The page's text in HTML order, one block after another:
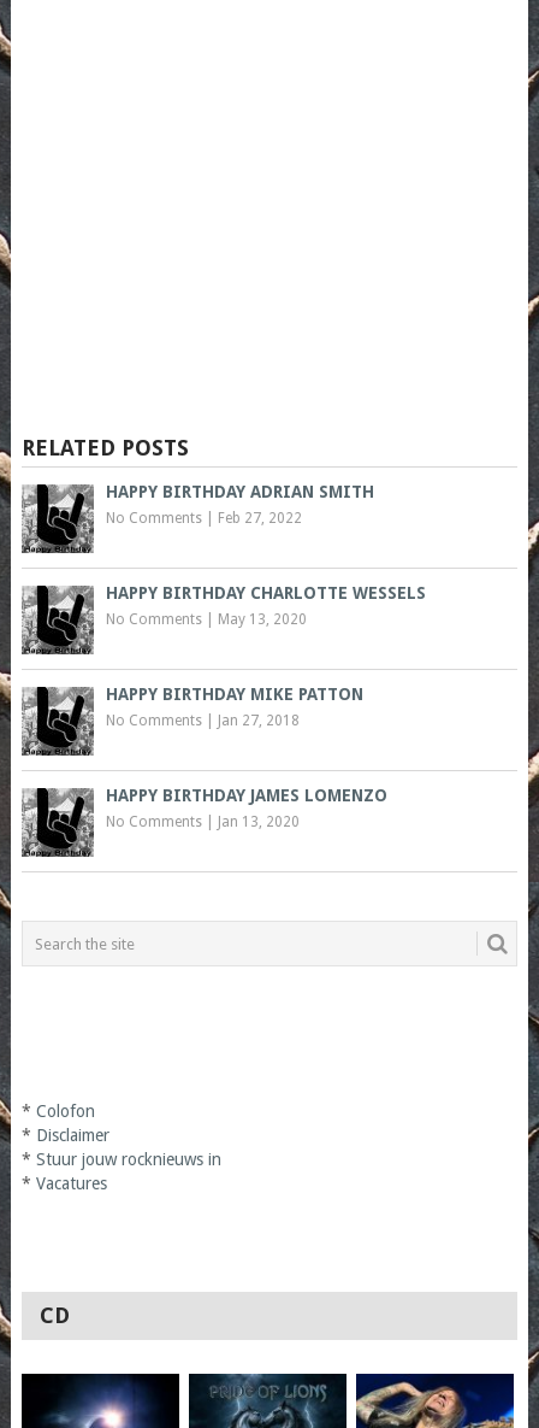
RELATED POSTS
HAPPY BIRTHDAY ADRIAN SMITH
No Comments| Feb 27, 2022
HAPPY BIRTHDAY CHARLOTTE WESSELS
No Comments| May 13, 2020
HAPPY BIRTHDAY MIKE PATTON
No Comments| Jan 27, 2018
HAPPY BIRTHDAY JAMES LOMENZO
No Comments| Jan 13, 2020
* Colofon
* Disclaimer
* Stuur jouw rocknieuws in
* Vacatures
CD